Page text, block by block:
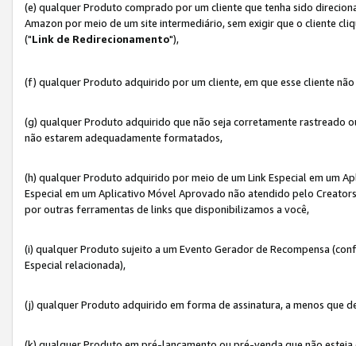
(e) qualquer Produto comprado por um cliente que tenha sido
Amazon por meio de um site intermediário, sem exigir que o cliente
("Link de Redirecionamento"),
(f) qualquer Produto adquirido por um cliente, em que esse cliente
(g) qualquer Produto adquirido que não seja corretamente rastreado
não estarem adequadamente formatados,
(h) qualquer Produto adquirido por meio de um Link Especial em um
Especial em um Aplicativo Móvel Aprovado não atendido pelo
por outras ferramentas de links que disponibilizamos a você,
(i) qualquer Produto sujeito a um Evento Gerador de Recompensa
Especial relacionada),
(j) qualquer Produto adquirido em forma de assinatura, a menos que